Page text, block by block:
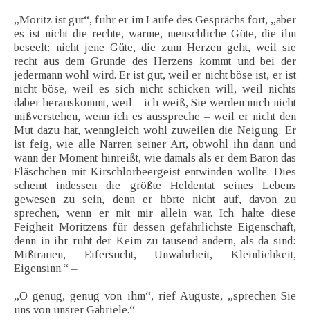
„Moritz ist gut“, fuhr er im Laufe des Gesprächs fort, „aber
es ist nicht die rechte, warme, menschliche Güte, die ihn
beseelt; nicht jene Güte, die zum Herzen geht, weil sie
recht aus dem Grunde des Herzens kommt und bei der
jedermann wohl wird. Er ist gut, weil er nicht böse ist, er ist
nicht böse, weil es sich nicht schicken will, weil nichts
dabei herauskommt, weil – ich weiß, Sie werden mich nicht
mißverstehen, wenn ich es ausspreche – weil er nicht den
Mut dazu hat, wenngleich wohl zuweilen die Neigung. Er
ist feig, wie alle Narren seiner Art, obwohl ihn dann und
wann der Moment hinreißt, wie damals als er dem Baron das
Fläschchen mit Kirschlorbeergeist entwinden wollte. Dies
scheint indessen die größte Heldentat seines Lebens
gewesen zu sein, denn er hörte nicht auf, davon zu
sprechen, wenn er mit mir allein war. Ich halte diese
Feigheit Moritzens für dessen gefährlichste Eigenschaft,
denn in ihr ruht der Keim zu tausend andern, als da sind:
Mißtrauen, Eifersucht, Unwahrheit, Kleinlichkeit,
Eigensinn.“ –
„O genug, genug von ihm“, rief Auguste, „sprechen Sie
uns von unsrer Gabriele.“